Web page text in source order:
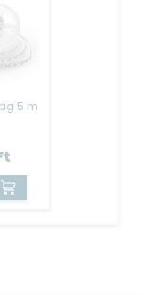
5 m